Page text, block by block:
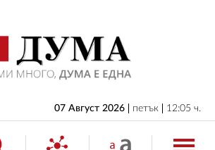
07 Август 2026 петък 12:05 ч.
БЪЛГАРИЯ
ИКОНОМИКА
ИЗБОРИ
СВЯТ